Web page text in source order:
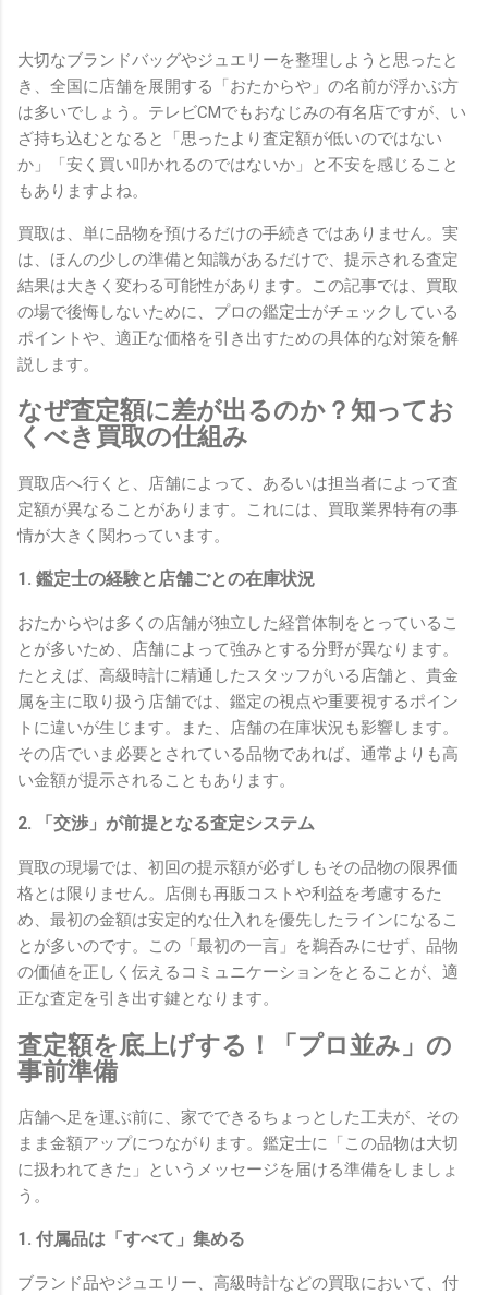
大切なブランドバッグやジュエリーを整理しようと思ったと
き、全国に店舗を展開する「おたからや」の名前が浮かぶ方
は多いでしょう。テレビCMでもおなじみの有名店ですが、い
ざ持ち込むとなると「思ったより査定額が低いのではない
か」「安く買い叩かれるのではないか」と不安を感じること
もありますよね。
買取は、単に品物を預けるだけの手続きではありません。実
は、ほんの少しの準備と知識があるだけで、提示される査定
結果は大きく変わる可能性があります。この記事では、買取
の場で後悔しないために、プロの鑑定士がチェックしている
ポイントや、適正な価格を引き出すための具体的な対策を解
説します。
なぜ査定額に差が出るのか？知ってお
くべき買取の仕組み
買取店へ行くと、店舗によって、あるいは担当者によって査
定額が異なることがあります。これには、買取業界特有の事
情が大きく関わっています。
1. 鑑定士の経験と店舗ごとの在庫状況
おたからやは多くの店舗が独立した経営体制をとっているこ
とが多いため、店舗によって強みとする分野が異なります。
たとえば、高級時計に精通したスタッフがいる店舗と、貴金
属を主に取り扱う店舗では、鑑定の視点や重要視するポイン
トに違いが生じます。また、店舗の在庫状況も影響します。
その店でいま必要とされている品物であれば、通常よりも高
い金額が提示されることもあります。
2. 「交渉」が前提となる査定システム
買取の現場では、初回の提示額が必ずしもその品物の限界価
格とは限りません。店側も再販コストや利益を考慮するた
め、最初の金額は安定的な仕入れを優先したラインになるこ
とが多いのです。この「最初の一言」を鵜呑みにせず、品物
の価値を正しく伝えるコミュニケーションをとることが、適
正な査定を引き出す鍵となります。
査定額を底上げする！「プロ並み」の
事前準備
店舗へ足を運ぶ前に、家でできるちょっとした工夫が、その
まま金額アップにつながります。鑑定士に「この品物は大切
に扱われてきた」というメッセージを届ける準備をしましょ
う。
1. 付属品は「すべて」集める
ブランド品やジュエリー、高級時計などの買取において、付